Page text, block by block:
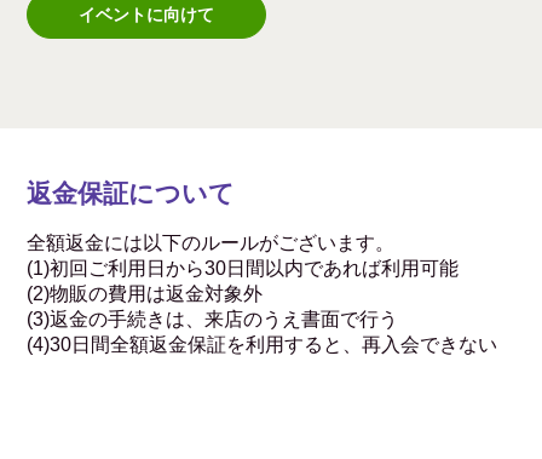
イベントに向けて
返金保証について
全額返金には以下のルールがございます。
(1)初回ご利用日から30日間以内であれば利用可能
(2)物販の費用は返金対象外
(3)返金の手続きは、来店のうえ書面で行う
(4)30日間全額返金保証を利用すると、再入会できない